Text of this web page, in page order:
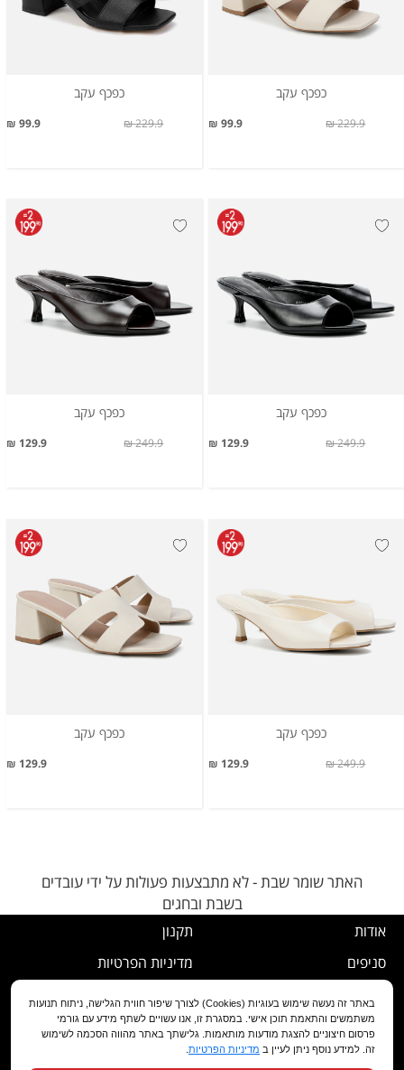
כפכף עקב
99.9 ₪ 229.9 ₪
כפכף עקב
99.9 ₪ 229.9 ₪
כפכף עקב
129.9 ₪ 249.9 ₪
כפכף עקב
129.9 ₪ 249.9 ₪
כפכף עקב
129.9 ₪ 249.9 ₪
כפכף עקב
129.9 ₪
האתר שומר שבת - לא מתבצעות פעולות על ידי עובדים
בשבת ובחגים
אודות
סניפים
שירות לקוחות
מועדון לקוחות
תקנון
מדיניות הפרטיות
נוהל ביטול עסקה
מדיניות החלפה/החזרה/ביטול
הצהרת נגישות
באתר זה נעשה שימוש בעוגיות (Cookies) לצורך שיפור חווית הגלישה, ניתוח תנועות
משתמשים והתאמת תוכן אישי. במסגרת זו, אנו עשויים לשתף מידע עם גורמי
פרסום חיצוניים להצגת מודעות מותאמות. גלישתך באתר מהווה הסכמה לשימוש
זה. למידע נוסף ניתן לעיין ב מדיניות הפרטיות